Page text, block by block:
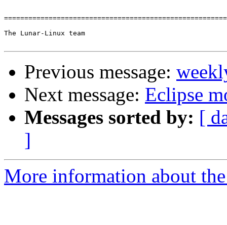
The Lunar-Linux team
Previous message:
Next message: Eclipse
Messages sorted by: [
]
More information about